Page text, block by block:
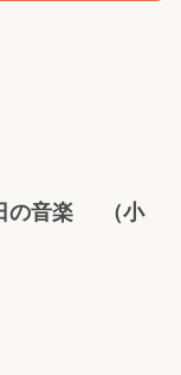
日の音楽 （小